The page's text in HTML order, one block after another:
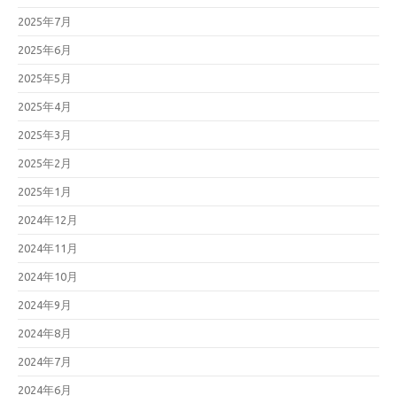
2025年7月
2025年6月
2025年5月
2025年4月
2025年3月
2025年2月
2025年1月
2024年12月
2024年11月
2024年10月
2024年9月
2024年8月
2024年7月
2024年6月